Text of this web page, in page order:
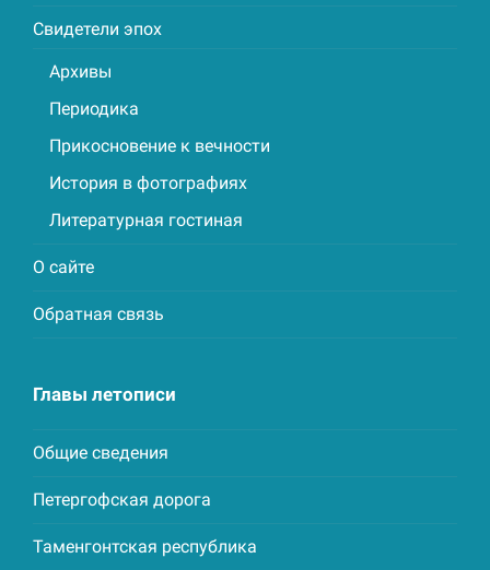
Свидетели эпох
Архивы
Периодика
Прикосновение к вечности
История в фотографиях
Литературная гостиная
О сайте
Обратная связь
Главы летописи
Общие сведения
Петергофская дорога
Таменгонтская республика